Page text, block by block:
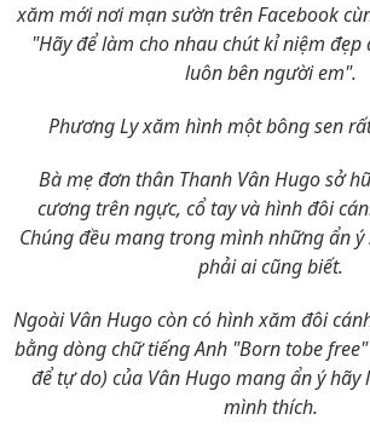
xăm mới nơi mạn sườn trên Facebook
"Hãy để làm cho nhau chút kỉ niệm đẹp
luôn bên người em".
Phương Ly xăm hình một bông sen
Bà mẹ đơn thân Thanh Vân Hugo sở
cương trên ngực, cổ tay và hình đôi
Chúng đều mang trong mình những ẩn
phải ai cũng biết.
Ngoài Vân Hugo còn có hình xăm đôi
bằng dòng chữ tiếng Anh "Born tobe
để tự do) của Vân Hugo mang ẩn ý
mình thích.